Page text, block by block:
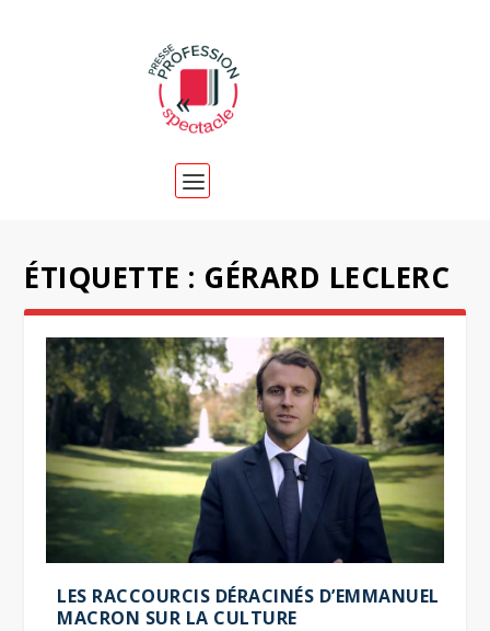
ÉTIQUETTE : GÉRARD LECLERC
LES RACCOURCIS DÉRACINÉS D’EMMANUEL
MACRON SUR LA CULTURE